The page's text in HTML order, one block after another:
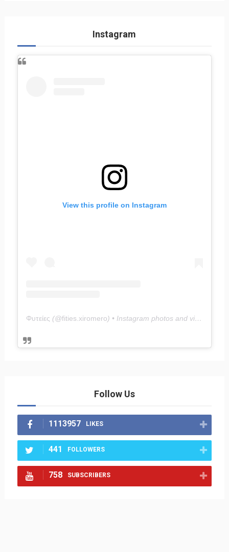
Instagram
View this profile on Instagram
Φυτείες (@fities.xiromero) • Instagram photos and videos
Follow Us
1113957 LIKES
441 FOLLOWERS
758 SUBSCRIBERS